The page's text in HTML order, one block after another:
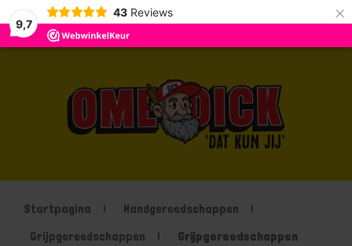
9,7
43 Reviews ×
Startpagina
Handgereedschappen
Grijpgereedschappen
Grijpgereedschappen